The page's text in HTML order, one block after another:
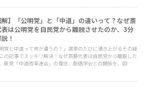
解】「公明党」と「中道」の違いって？なぜ斎
は公明党を自民党から離脱させたのか、3分
！
明党と中道って何が違うの？」選挙のたびに湧き上がるその疑
の記事でスッキリ解決！なぜ斎藤代表は自民党から離脱した
新党「中道改革連合」の理念、創価学会との関係を、図解で